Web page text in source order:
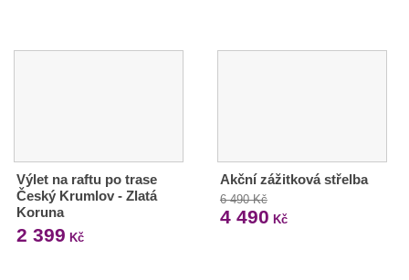
Výlet na raftu po trase
Český Krumlov - Zlatá
Koruna
2 399 Kč
Akční zážitková střelba
6 490 Kč
4 490 Kč